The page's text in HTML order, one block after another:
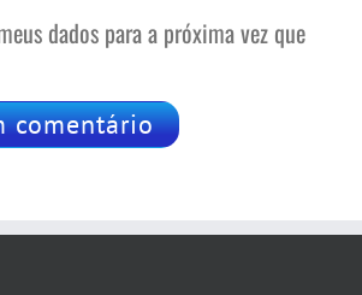
dados para a próxima vez que